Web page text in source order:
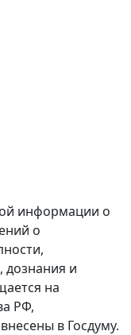
информации о
о
дознания и
на
РФ,
в Госдуму.